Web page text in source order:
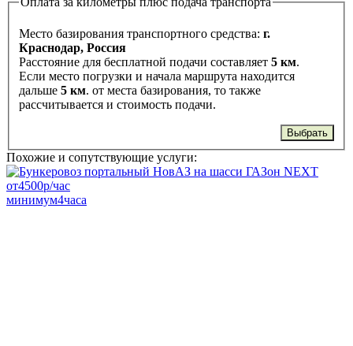
Место базирования транспортного средства: г.
Краснодар, Россия
Расстояние для бесплатной подачи составляет 5 км.
Если место погрузки и начала маршрута находится
дальше 5 км. от места базирования, то также
рассчитывается и стоимость подачи.
Выбрать
Похожие и сопутствующие услуги:
от4500р/час
минимум4часа